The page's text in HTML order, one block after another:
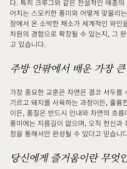
어지는 스모키한 풍미와 어떻게 맞물리
장에서 온 소박한 채소가 세계적인 와
차원의 경험으로 확장될 수 있는지, 그
고 있습니다.
주방 안팎에서 배운 가장
가장 중요한 교훈은 자연은 결코 서두
기르고 돼지를 사육하는 과정이든, 훌
이든, 품질은 반드시 인내와 자연의 흐
풍미에는 지름길이 없으며, 오직 헌신
정을 통해서만 완성될 수 있다고 믿습니
당신에게 즐거움이란 무엇